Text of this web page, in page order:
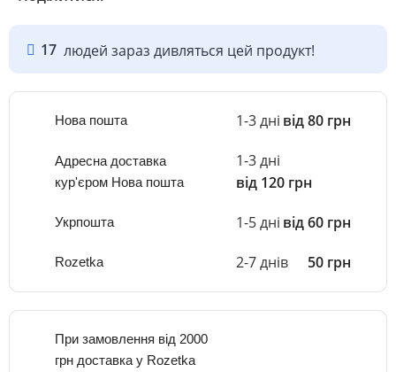
17 людей зараз дивляться цей продукт!
Нова пошта 1-3 дні від 80 грн
Адресна доставка
кур'єром Нова пошта
1-3 дні
від 120 грн
Укрпошта 1-5 дні від 60 грн
Rozetka 2-7 днів 50 грн
При замовлення від 2000
грн доставка у Rozetka